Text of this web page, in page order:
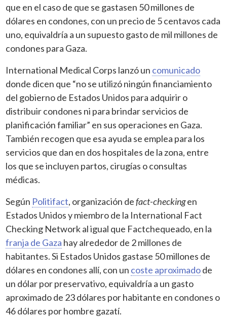
que en el caso de que se gastasen 50 millones de
dólares en condones, con un precio de 5 centavos cada
uno, equivaldría a un supuesto gasto de mil millones de
condones para Gaza.
International Medical Corps lanzó un comunicado
donde dicen que “no se utilizó ningún financiamiento
del gobierno de Estados Unidos para adquirir o
distribuir condones ni para brindar servicios de
planificación familiar” en sus operaciones en Gaza.
También recogen que esa ayuda se emplea para los
servicios que dan en dos hospitales de la zona, entre
los que se incluyen partos, cirugías o consultas
médicas.
Según Politifact, organización defact-checkingen
Estados Unidos y miembro de la International Fact
Checking Network al igual que Factchequeado, en la
franja de Gaza hay alrededor de 2 millones de
habitantes. Si Estados Unidos gastase 50 millones de
dólares en condones allí, con un coste aproximadode
un dólar por preservativo, equivaldría a un gasto
aproximado de 23 dólares por habitante en condones o
46 dólares por hombre gazatí.